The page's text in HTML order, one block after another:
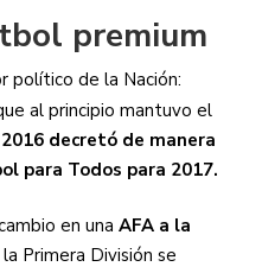
premium
político de la Nación:
al principio mantuvo el
decretó de manera
para Todos para 2017.
en una AFA a la
Primera División se